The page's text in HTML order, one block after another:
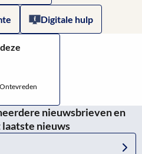
Digitale hulp
Ontevreden
nieuwsbrieven en
laatste nieuws